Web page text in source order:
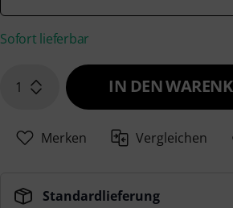
Sofort lieferbar
1 IN DEN
Merken Vergleichen
Standardlieferung